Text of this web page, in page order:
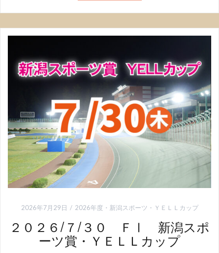
2026年7月29日 2026年度 ・ 新潟スポーツ・ＹＥＬＬカップ
２０２６/７/３０ ＦⅠ 新潟スポ
ーツ賞・ＹＥＬＬカップ